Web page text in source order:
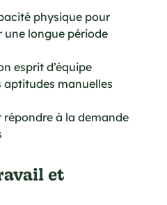
physique pour
longue période
esprit d’équipe
aptitudes manuelles
à la demande
et